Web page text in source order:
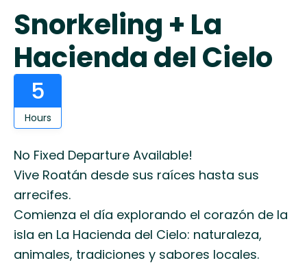
Snorkeling + La
Hacienda del Cielo
5
Hours
No Fixed Departure Available!
Vive Roatán desde sus raíces hasta sus
arrecifes.
Comienza el día explorando el corazón de la
isla en La Hacienda del Cielo: naturaleza,
animales, tradiciones y sabores locales.